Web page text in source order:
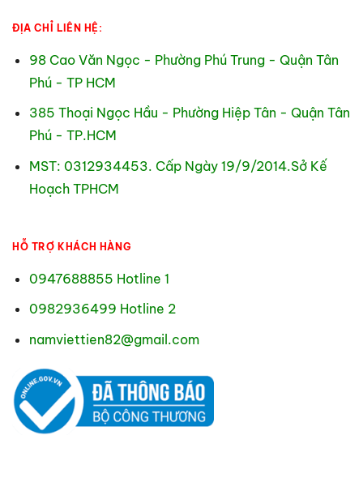
ĐỊA CHỈ LIÊN HỆ:
98 Cao Văn Ngọc - Phường Phú Trung - Quận Tân
Phú - TP HCM
385 Thoại Ngọc Hầu - Phường Hiệp Tân - Quận Tân
Phú - TP.HCM
MST: 0312934453. Cấp Ngày 19/9/2014.Sở Kế
Hoạch TPHCM
HỖ TRỢ KHÁCH HÀNG
0947688855 Hotline 1
0982936499 Hotline 2
namviettien82@gmail.com